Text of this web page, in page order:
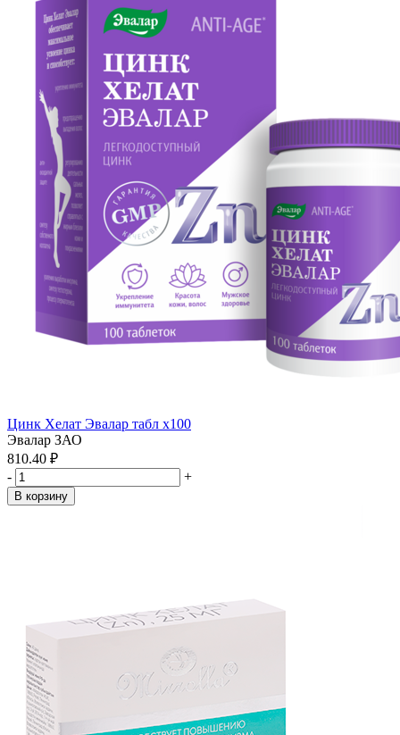
Цинк Хелат Эвалар табл x100
Эвалар ЗАО
810.40 ₽
-
+
В корзину